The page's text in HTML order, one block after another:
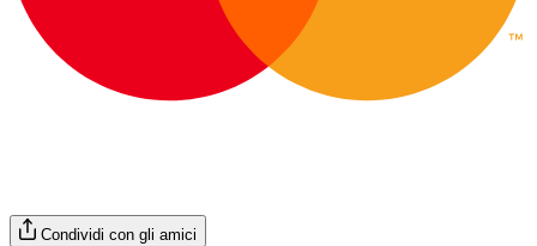
Condividi con gli amici